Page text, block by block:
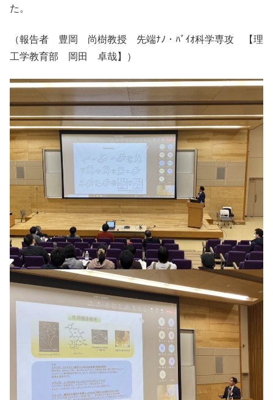
た。
（報告者 豊岡 尚樹教授 先端ﾅﾉ・ﾊﾞｲｵ科学専攻 【理
工学教育部 岡田 卓哉】）